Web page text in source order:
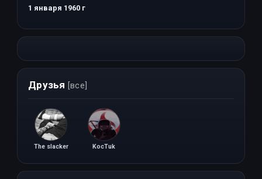
1 января 1960 г
Друзья [все]
The slacker KocTuk